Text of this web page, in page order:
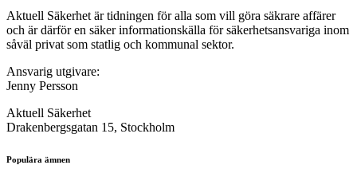
Aktuell Säkerhet är tidningen för alla som vill göra säkrare affärer
och är därför en säker informationskälla för säkerhets­ansvariga inom
såväl privat som statlig och kommunal sektor.
Ansvarig utgivare:
Jenny Persson
Aktuell Säkerhet
Drakenbergsgatan 15, Stockholm
Populära ämnen